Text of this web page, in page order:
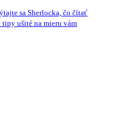
sa Sherlocka, čo čítať
tipy ušité na mieru vám